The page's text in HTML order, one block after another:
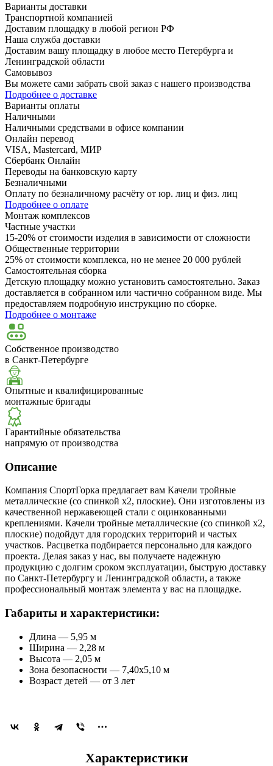
Варианты доставки
Транспортной компанией
Доставим площадку в любой регион РФ
Наша служба доставки
Доставим вашу площадку в любое место Петербурга и
Ленинградской области
Самовывоз
Вы можете сами забрать свой заказ с нашего производства
Подробнее о доставке
Варианты оплаты
Наличными
Наличными средствами в офисе компании
Онлайн перевод
VISA, Mastercard, МИР
Сбербанк Онлайн
Переводы на банковскую карту
Безналичными
Оплату по безналичному расчёту от юр. лиц и физ. лиц
Подробнее о оплате
Монтаж комплексов
Частные участки
15-20% от стоимости изделия в зависимости от сложности
Общественные территории
25% от стоимости комплекса, но не менее 20 000 рублей
Самостоятельная сборка
Детскую площадку можно установить самостоятельно. Заказ
доставляется в собранном или частично собранном виде. Мы
предоставляем подробную инструкцию по сборке.
Подробнее о монтаже
Собственное производство
в Санкт-Петербурге
Опытные и квалифицированные
монтажные бригады
Гарантийные обязательства
напрямую от производства
Описание
Компания СпортГорка предлагает вам Качели тройные
металлические (со спинкой x2, плоские). Они изготовлены из
качественной нержавеющей стали с оцинкованными
креплениями. Качели тройные металлические (со спинкой x2,
плоские) подойдут для городских территорий и частых
участков. Расцветка подбирается персонально для каждого
проекта. Делая заказ у нас, вы получаете надежную
продукцию с долгим сроком эксплуатации, быструю доставку
по Санкт-Петербургу и Ленинградской области, а также
профессиональный монтаж элемента у вас на площадке.
Габариты и характеристики:
Длина — 5,95 м
Ширина — 2,28 м
Высота — 2,05 м
Зона безопасности — 7,40x5,10 м
Возраст детей — от 3 лет
Характеристики